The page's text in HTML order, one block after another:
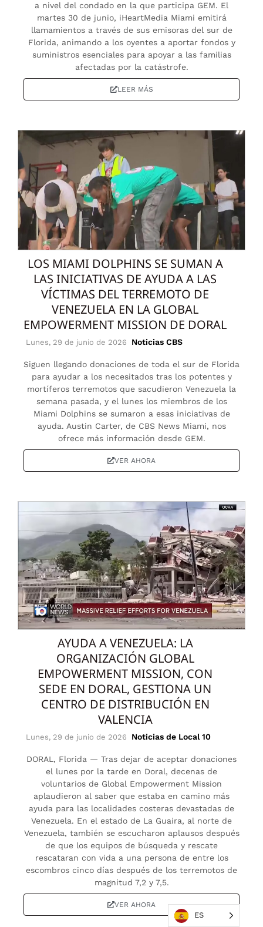
a nivel del condado en la que participa GEM. El
martes 30 de junio, iHeartMedia Miami emitirá
llamamientos a través de sus emisoras del sur de
Florida, animando a los oyentes a aportar fondos y
suministros esenciales para apoyar a las familias
afectadas por la catástrofe.
LEER MÁS
LOS MIAMI DOLPHINS SE SUMAN A
LAS INICIATIVAS DE AYUDA A LAS
VÍCTIMAS DEL TERREMOTO DE
VENEZUELA EN LA GLOBAL
EMPOWERMENT MISSION DE DORAL
Lunes, 29 de junio de 2026 Noticias CBS
Siguen llegando donaciones de toda el sur de Florida
para ayudar a los necesitados tras los potentes y
mortíferos terremotos que sacudieron Venezuela la
semana pasada, y el lunes los miembros de los
Miami Dolphins se sumaron a esas iniciativas de
ayuda. Austin Carter, de CBS News Miami, nos
ofrece más información desde GEM.
VER AHORA
AYUDA A VENEZUELA: LA
ORGANIZACIÓN GLOBAL
EMPOWERMENT MISSION, CON
SEDE EN DORAL, GESTIONA UN
CENTRO DE DISTRIBUCIÓN EN
VALENCIA
Lunes, 29 de junio de 2026 Noticias de Local 10
DORAL, Florida — Tras dejar de aceptar donaciones
el lunes por la tarde en Doral, decenas de
voluntarios de Global Empowerment Mission
aplaudieron al saber que estaba en camino más
ayuda para las localidades costeras devastadas de
Venezuela. En el estado de La Guaira, al norte de
Venezuela, también se escucharon aplausos después
de que los equipos de búsqueda y rescate
rescataran con vida a una persona de entre los
escombros cinco días después de los terremotos de
magnitud 7,2 y 7,5.
VER AHORA
ES